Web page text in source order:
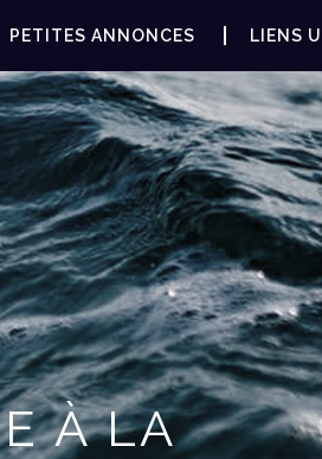
PETITES ANNONCES LIENS
À LA